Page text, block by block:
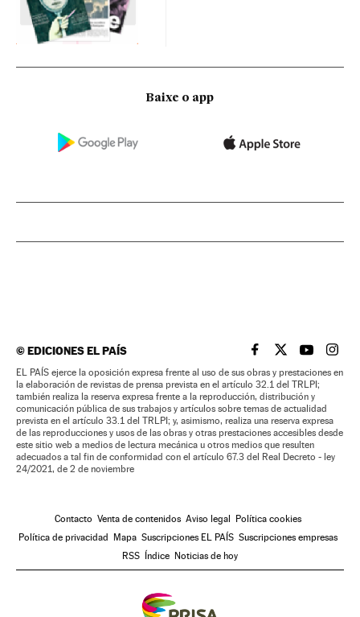
Baixe o app
©EDICIONES EL PAÍS EL PAÍS BRASIL EN
EL PAÍSEL PAÍS
EL
EL PAÍS ejerce la oposición expresa frente al uso de sus obras y prestaciones en
la elaboración de revistas de prensa prevista en el artículo 32.1 del TRLPI;
también realiza la reserva expresa frente a la reproducción, distribución y
comunicación pública de sus trabajos y artículos sobre temas de actualidad
prevista en el artículo 33.1 del TRLPI; y, asimismo, realiza una reserva expresa
de las reproducciones y usos de las obras y otras prestaciones accesibles desde
este sitio web a medios de lectura mecánica u otros medios que resulten
adecuados a tal fin de conformidad con el artículo 67.3 del Real Decreto - ley
24/2021, de 2 de noviembre
Contacto Venta de contenidos Aviso legal Política cookies
Política de privacidad Mapa Suscripciones EL PAÍS Suscripciones empresas
RSS Índice Noticias de hoy